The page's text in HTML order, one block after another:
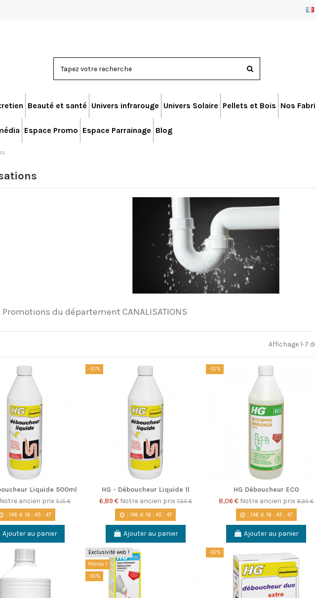
Beauté et santé Univers infrarouge Univers Solaire Pellets et Bois Nos
Espace Promo Espace Parrainage Blog
Promotions du département CANALISATIONS
Affichage 1-7
Liquide 500ml
Notre ancien prix5,15 €
146 d. 16 : 45 : 46
Ajouter au panier
-10%
HG - Déboucheur Liquide 1l
6,89 € Notre ancien prix7,65 €
146d. 16: 45: 46
Ajouter au panier
-10%
HG Déboucheur ECO
8,06 € Notre ancien prix8,95 €
146 d. 16 : 45 : 46
Ajouter au panier
Exclusivité web !
Promo !
-10%
-10%